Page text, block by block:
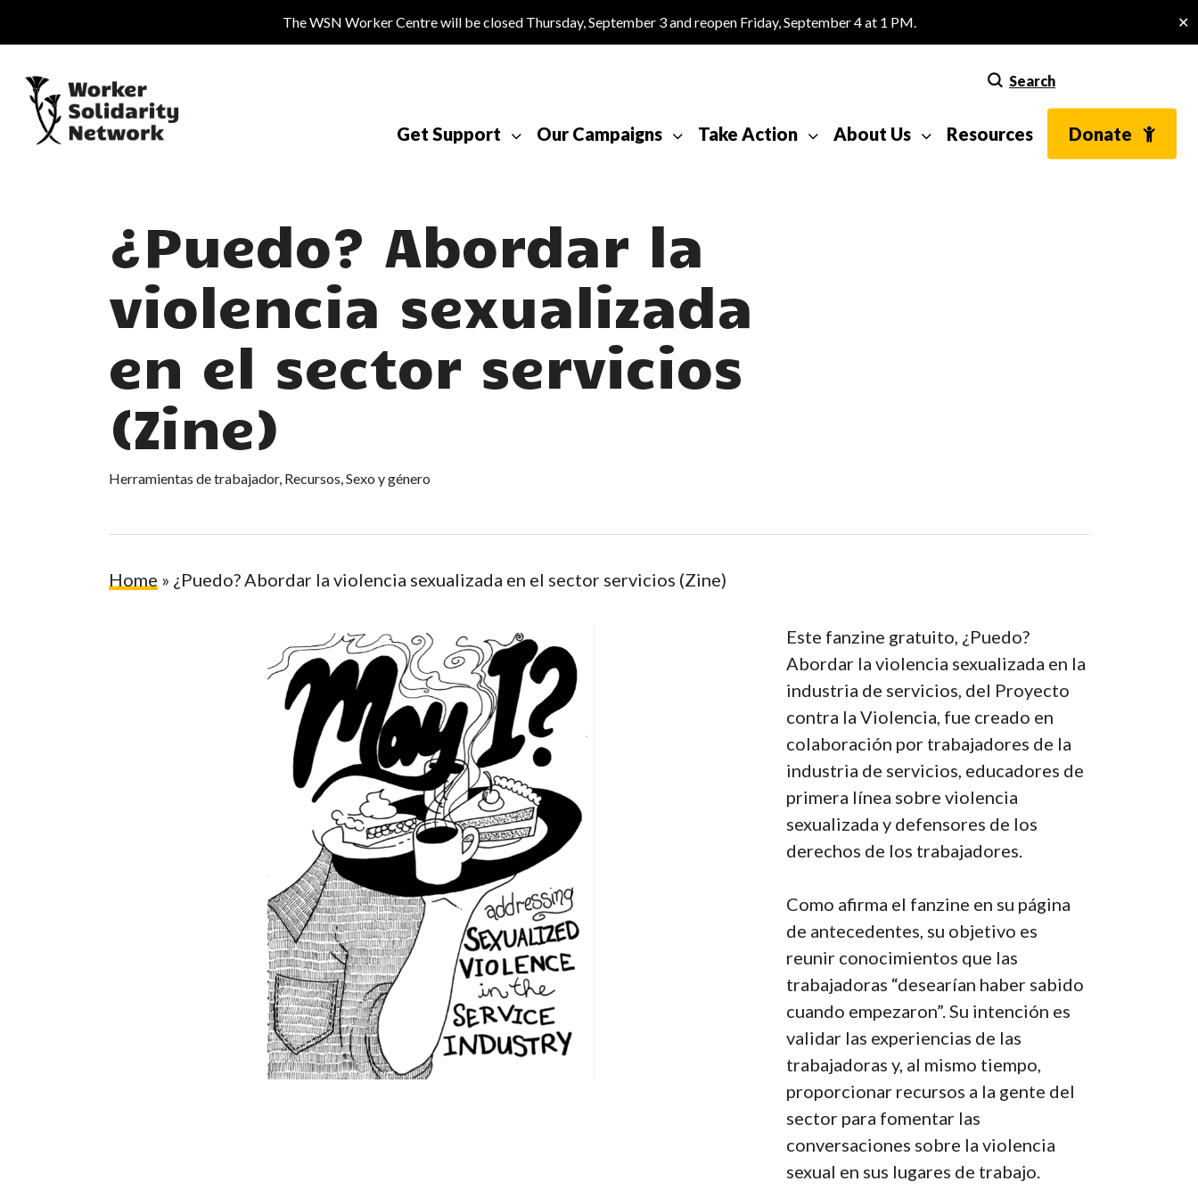
to
content
Hit enter to search or ESC to close
The WSN Worker Centre will be closed Thursday, September 3 and reopen Friday, September 4 at 1 PM. ✕
Get Support Our Campaigns Take Action About Us Resources Donate
Search
¿Puedo? Abordar la
violencia sexualizada
en el sector servicios
(Zine)
Herramientas de trabajador, Recursos,Sexo y género
Home » ¿Puedo? Abordar la violencia sexualizada en el sector servicios (Zine)
Este fanzine gratuito, ¿Puedo?
Abordar la violencia sexualizada en la
industria de servicios, del Proyecto
contra la Violencia, fue creado en
colaboración por trabajadores de la
industria de servicios, educadores de
primera línea sobre violencia
sexualizada y defensores de los
derechos de los trabajadores.
Como afirma el fanzine en su página
de antecedentes, su objetivo es
reunir conocimientos que las
trabajadoras “desearían haber sabido
cuando empezaron”. Su intención es
validar las experiencias de las
trabajadoras y, al mismo tiempo,
proporcionar recursos a la gente del
sector para fomentar las
conversaciones sobre la violencia
sexual en sus lugares de trabajo.